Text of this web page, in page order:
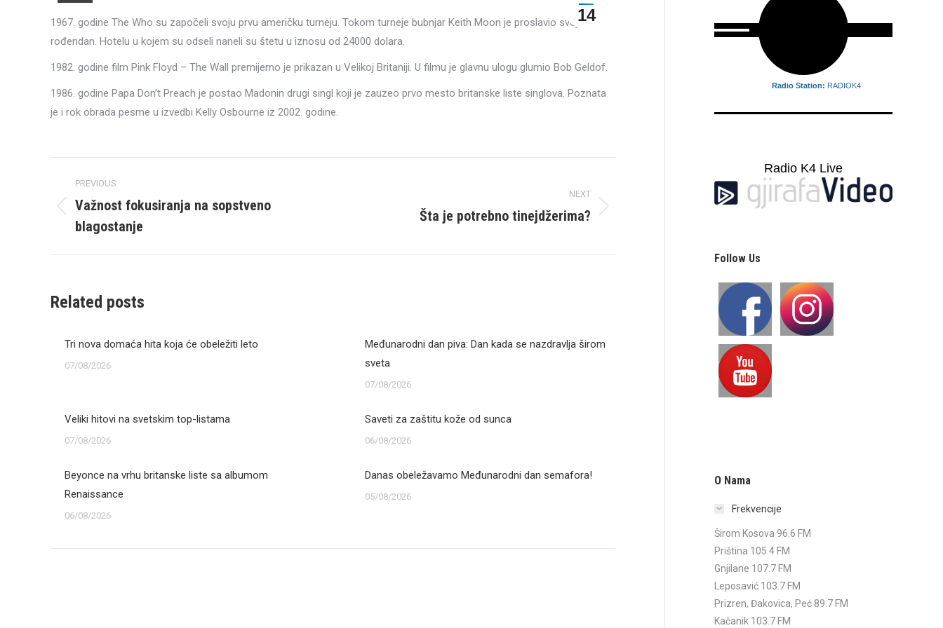
14
1967. godine The Who su započeli svoju prvu američku turneju. Tokom turneje bubnjar Keith Moon je proslavio svoj 21.
rođendan. Hotelu u kojem su odseli naneli su štetu u iznosu od 24000 dolara.
1982. godine film Pink Floyd – The Wall premijerno je prikazan u Velikoj Britaniji. U filmu je glavnu ulogu glumio Bob Geldof.
1986. godine Papa Don’t Preach je postao Madonin drugi singl koji je zauzeo prvo mesto britanske liste singlova. Poznata
je i rok obrada pesme u izvedbi Kelly Osbourne iz 2002. godine.
navigation
PREVIOUS
Previous
post:
Važnost fokusiranja na sopstveno
blagostanje
NEXT
Šta je potrebno tinejdžerima?
Related posts
Tri nova domaća hita koja će obeležiti leto
07/08/2026
Međunarodni dan piva: Dan kada se nazdravlja širom
sveta
07/08/2026
Veliki hitovi na svetskim top-listama
07/08/2026
Saveti za zaštitu kože od sunca
06/08/2026
Beyonce na vrhu britanske liste sa albumom
Renaissance
06/08/2026
Danas obeležavamo Međunarodni dan semafora!
05/08/2026
Radio Station: RADIOK4
Radio K4 Live
Follow Us
O Nama
Frekvencije
Širom Kosova 96.6 FM
Priština 105.4 FM
Gnjilane 107.7 FM
Leposavić 103.7 FM
Prizren, Đakovica, Peć 89.7 FM
Kačanik 103.7 FM